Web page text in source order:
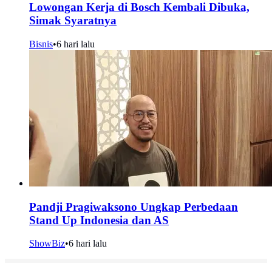
Lowongan Kerja di Bosch Kembali Dibuka,
Simak Syaratnya
Bisnis•6 hari lalu
Pandji Pragiwaksono Ungkap Perbedaan
Stand Up Indonesia dan AS
ShowBiz•6 hari lalu